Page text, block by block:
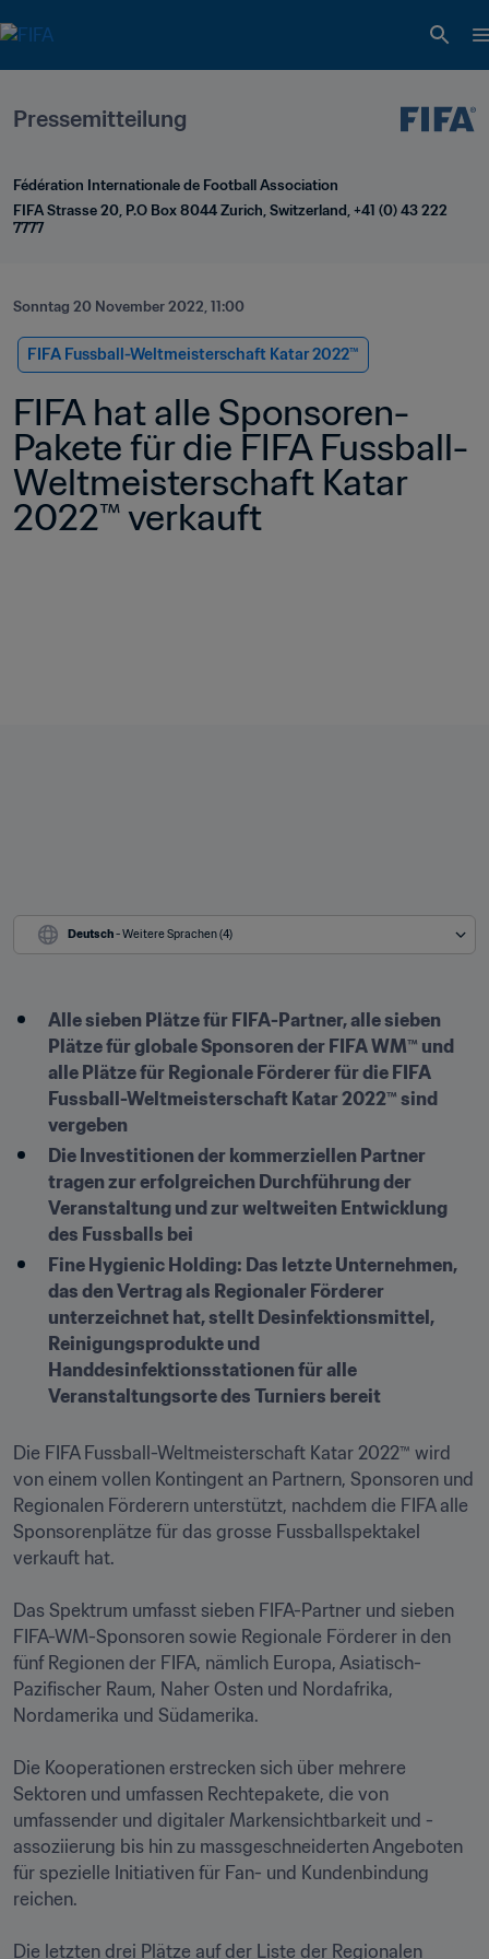
Pressemitteilung
Fédération Internationale de Football Association
FIFA Strasse 20, P.O Box 8044 Zurich, Switzerland, +41 (0) 43 222
7777
Sonntag 20 November 2022, 11:00
FIFA Fussball-Weltmeisterschaft Katar 2022™
FIFA hat alle Sponsoren-
Pakete für die FIFA Fussball-
Weltmeisterschaft Katar
2022™ verkauft
Deutsch - Weitere Sprachen (4)
Alle sieben Plätze für FIFA-Partner, alle sieben
Plätze für globale Sponsoren der FIFA WM™ und
alle Plätze für Regionale Förderer für die FIFA
Fussball-Weltmeisterschaft Katar 2022™ sind
vergeben
Die Investitionen der kommerziellen Partner
tragen zur erfolgreichen Durchführung der
Veranstaltung und zur weltweiten Entwicklung
des Fussballs bei
Fine Hygienic Holding: Das letzte Unternehmen,
das den Vertrag als Regionaler Förderer
unterzeichnet hat, stellt Desinfektionsmittel,
Reinigungsprodukte und
Handdesinfektionsstationen für alle
Veranstaltungsorte des Turniers bereit
Die FIFA Fussball-Weltmeisterschaft Katar 2022™ wird
von einem vollen Kontingent an Partnern, Sponsoren und
Regionalen Förderern unterstützt, nachdem die FIFA alle
Sponsorenplätze für das grosse Fussballspektakel
verkauft hat.
Das Spektrum umfasst sieben FIFA-Partner und sieben
FIFA-WM-Sponsoren sowie Regionale Förderer in den
fünf Regionen der FIFA, nämlich Europa, Asiatisch-
Pazifischer Raum, Naher Osten und Nordafrika,
Nordamerika und Südamerika.
Die Kooperationen erstrecken sich über mehrere
Sektoren und umfassen Rechtepakete, die von
umfassender und digitaler Markensichtbarkeit und -
assoziierung bis hin zu massgeschneiderten Angeboten
für spezielle Initiativen für Fan- und Kundenbindung
reichen.
Die letzten drei Plätze auf der Liste der Regionalen